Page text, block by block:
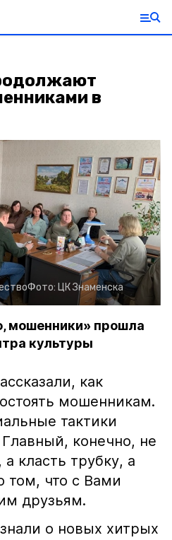
в
Фото: ЦК Знаменска
мошенники» прошла
культуры
как
мошенникам.
тактики
конечно, не
класть трубку, а
том, что с Вами
друзьям.
о новых хитрых